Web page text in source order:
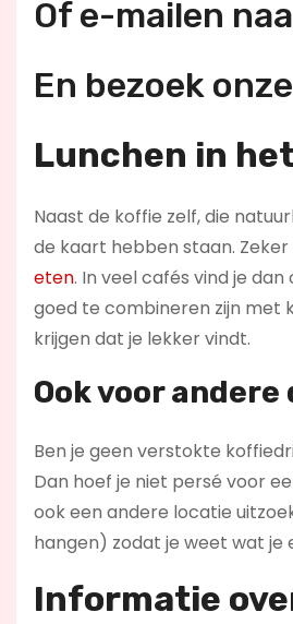
Of e-mailen
En bezoek
Lunchen in
Naast de koffie zelf, die
de kaart hebben staan.
eten. In veel cafés vind je
goed te combineren zijn met
krijgen dat je lekker vindt.
Ook voor andere
Ben je geen verstokte
Dan hoef je niet persé voor
ook een andere locatie
hangen) zodat je weet wat je
Informatie